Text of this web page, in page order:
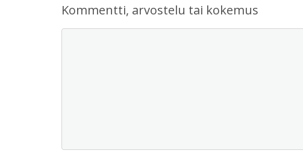
Kommentti, arvostelu tai kokemus